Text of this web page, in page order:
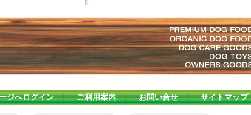
ジへログイン｜ ご利用案内｜ お問い合せ｜ サイトマップ